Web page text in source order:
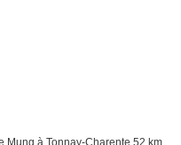
Mung à Tonnay-Charente 52 km